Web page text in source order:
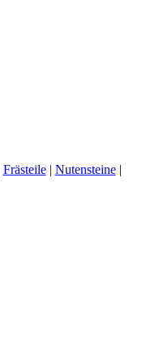
Frästeile| Nutensteine|